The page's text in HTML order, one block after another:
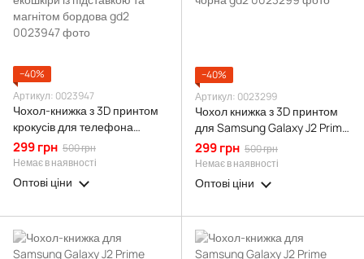
−40%
Артикул: 0023947
Чохол-книжка з 3D принтом
крокусів для телефона
Samsung Galaxy J2 Prime
(SM-G532) з екошкіри із
підставкою та магнітом
бордова gd2
299 грн 500 грн
Немає в наявності
Оптові ціни
−40%
Артикул: 0023299
Чохол книжка з 3D принтом
для Samsung Galaxy J2 Prime
(SM-G532) з екошкіри із
підставкою та магнитом
чорна gd2
299 грн 500 грн
Немає в наявності
Оптові ціни